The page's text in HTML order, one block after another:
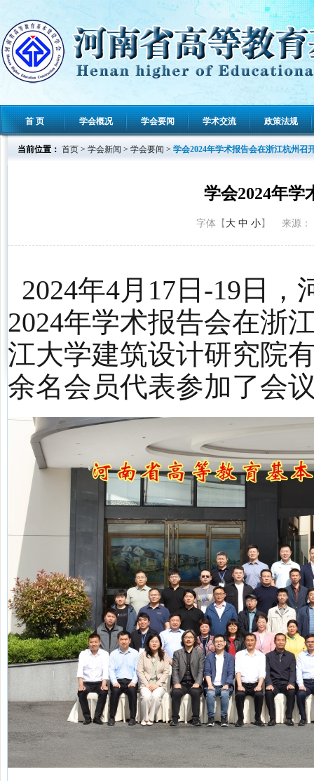
首 页 学会概况 学会要闻 学术交流 政策法规
当前位置： 首页 > 学会新闻 > 学会要闻 > 学会2024年学术报告会在浙江杭州召
学会2024年学
字体【 大 中 小 】 来源：
2024年4月 17 日-19 日，
2024年学术报告会在浙
江大学建筑设计研究院
余名会员代表参加了会